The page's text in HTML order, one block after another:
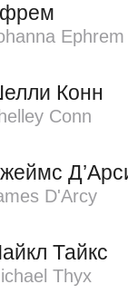
Ephrem
Конн
Conn
D'Arcy
Тайкс
Thyx